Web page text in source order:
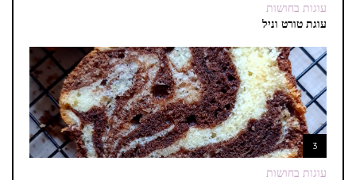
עוגות בחושות
עוגת טורט וניל
3
עוגות בחושות